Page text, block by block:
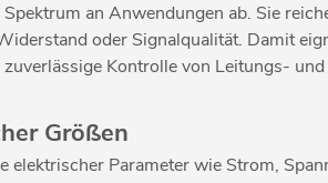
an Anwendungen ab. Sie
oder Signalqualität. Damit
Kontrolle von Leitungs-
Größen
Parameter wie Strom,